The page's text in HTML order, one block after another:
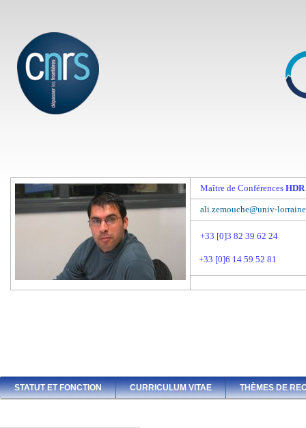
Maître de Conférences HDR
ali.zemouche@univ-
+33 [0]3 82 39 62 24
+33 [0]6 14 59 52 81
STATUT ET FONCTION CURRICULUM VITAE THÈMES DE